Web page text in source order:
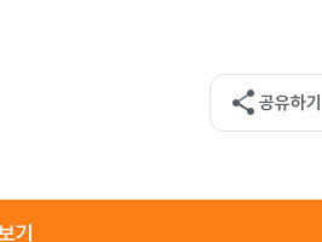
share 공유하기
기